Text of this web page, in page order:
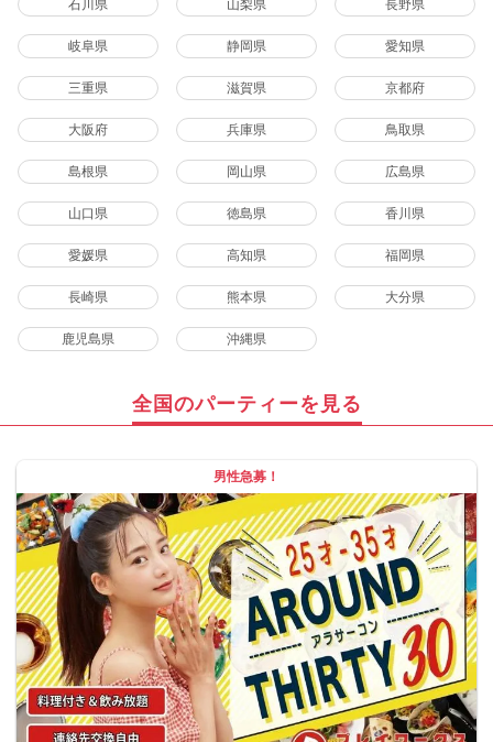
石川県 山梨県 長野県
岐阜県 静岡県 愛知県
三重県 滋賀県 京都府
大阪府 兵庫県 鳥取県
島根県 岡山県 広島県
山口県 徳島県 香川県
愛媛県 高知県 福岡県
長崎県 熊本県 大分県
鹿児島県 沖縄県
全国のパーティーを見る
男性急募！